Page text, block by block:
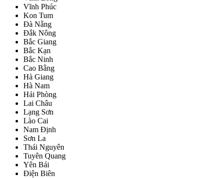
Vĩnh Phúc
Kon Tum
Đà Nẵng
Đắk Nông
Bắc Giang
Bắc Kạn
Bắc Ninh
Cao Bằng
Hà Giang
Hà Nam
Hải Phòng
Lai Châu
Lạng Sơn
Lào Cai
Nam Định
Sơn La
Thái Nguyên
Tuyên Quang
Yên Bái
Điện Biên